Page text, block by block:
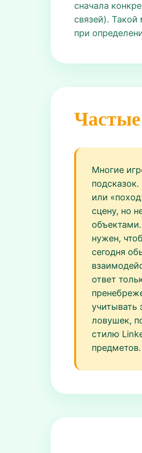
сначала
связей). Такой
при
Многие
или
сцену, но
нужен,
сегодня
ответ
учитывать
ловушек,
стилю
предметов.